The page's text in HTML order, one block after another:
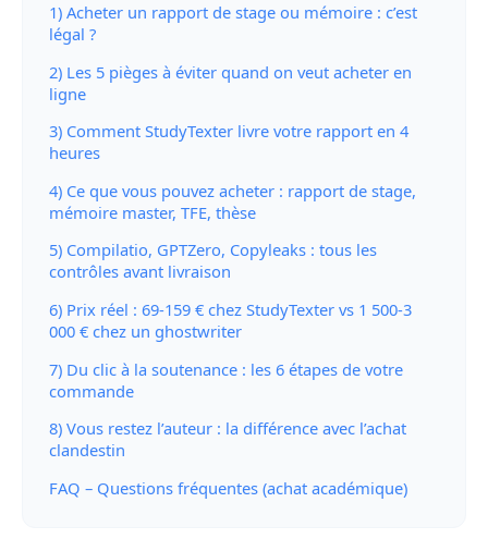
1) Acheter un rapport de stage ou mémoire : c’est
légal ?
2) Les 5 pièges à éviter quand on veut acheter en
ligne
3) Comment StudyTexter livre votre rapport en 4
heures
4) Ce que vous pouvez acheter : rapport de stage,
mémoire master, TFE, thèse
5) Compilatio, GPTZero, Copyleaks : tous les
contrôles avant livraison
6) Prix réel : 69-159 € chez StudyTexter vs 1 500-3
000 € chez un ghostwriter
7) Du clic à la soutenance : les 6 étapes de votre
commande
8) Vous restez l’auteur : la différence avec l’achat
clandestin
FAQ – Questions fréquentes (achat académique)